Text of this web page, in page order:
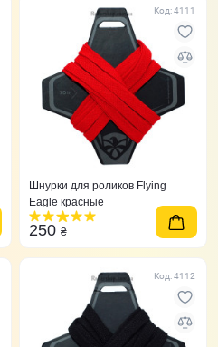
Код: 4111
Шнурки для роликов Flying
Eagle красные
250 ₴
Код: 4112